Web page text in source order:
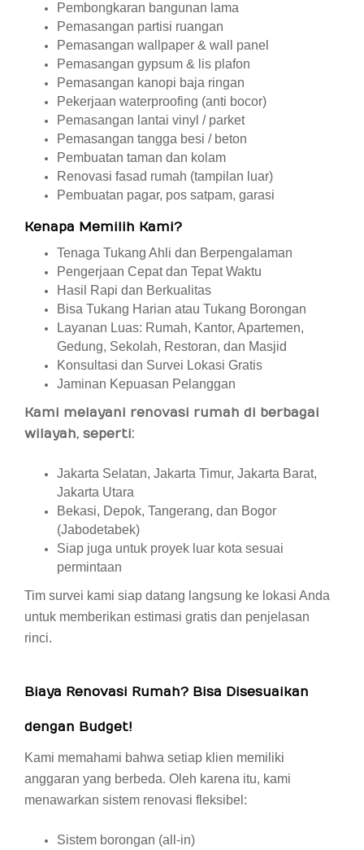
Pembongkaran bangunan lama
Pemasangan partisi ruangan
Pemasangan wallpaper & wall panel
Pemasangan gypsum & lis plafon
Pemasangan kanopi baja ringan
Pekerjaan waterproofing (anti bocor)
Pemasangan lantai vinyl / parket
Pemasangan tangga besi / beton
Pembuatan taman dan kolam
Renovasi fasad rumah (tampilan luar)
Pembuatan pagar, pos satpam, garasi
Kenapa Memilih Kami?
Tenaga Tukang Ahli dan Berpengalaman
Pengerjaan Cepat dan Tepat Waktu
Hasil Rapi dan Berkualitas
Bisa Tukang Harian atau Tukang Borongan
Layanan Luas: Rumah, Kantor, Apartemen,
Gedung, Sekolah, Restoran, dan Masjid
Konsultasi dan Survei Lokasi Gratis
Jaminan Kepuasan Pelanggan
Kami melayani renovasi rumah di berbagai
wilayah, seperti:
Jakarta Selatan, Jakarta Timur, Jakarta Barat,
Jakarta Utara
Bekasi, Depok, Tangerang, dan Bogor
(Jabodetabek)
Siap juga untuk proyek luar kota sesuai
permintaan
Tim survei kami siap datang langsung ke lokasi Anda
untuk memberikan estimasi gratis dan penjelasan
rinci.
Biaya Renovasi Rumah? Bisa Disesuaikan
dengan Budget!
Kami memahami bahwa setiap klien memiliki
anggaran yang berbeda. Oleh karena itu, kami
menawarkan sistem renovasi fleksibel:
Sistem borongan (all-in)